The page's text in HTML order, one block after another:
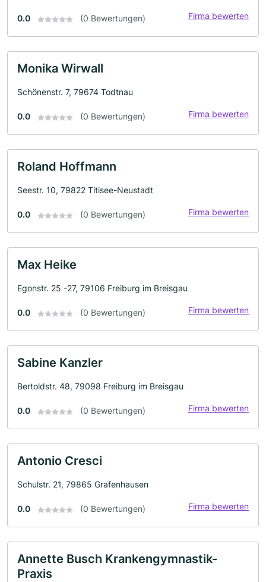
0.0 (0 Bewertungen) Firma bewerten
Monika Wirwall
Schönenstr. 7, 79674 Todtnau
0.0 (0 Bewertungen) Firma bewerten
Roland Hoffmann
Seestr. 10, 79822 Titisee-Neustadt
0.0 (0 Bewertungen) Firma bewerten
Max Heike
Egonstr. 25 -27, 79106 Freiburg im Breisgau
0.0 (0 Bewertungen) Firma bewerten
Sabine Kanzler
Bertoldstr. 48, 79098 Freiburg im Breisgau
0.0 (0 Bewertungen) Firma bewerten
Antonio Cresci
Schulstr. 21, 79865 Grafenhausen
0.0 (0 Bewertungen) Firma bewerten
Annette Busch Krankengymnastik-
Praxis